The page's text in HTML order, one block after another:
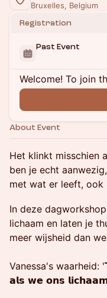
Bruxelles, Belgium
Registration
Past Event
Welcome! To join
About Event
Het klinkt misschien
ben je echt
met wat er leeft, ook
In deze
lichaam en laten je
meer wijsheid dan
Vanessa's
𝗮𝗹𝘀 𝘄𝗲 𝗼𝗻𝘀